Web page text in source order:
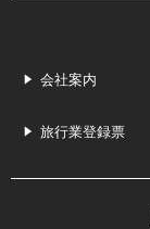
会社案内
旅行業登録票